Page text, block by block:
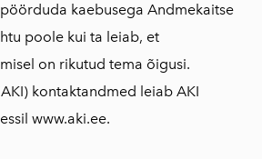
kaebusega Andmekaitse
poole kui ta leiab, et
on rikutud tema õigusi.
kontaktandmed leiab AKI
www.aki.ee.